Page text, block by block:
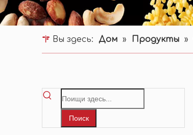
Вы здесь: Дом » Продукты »
Поиск